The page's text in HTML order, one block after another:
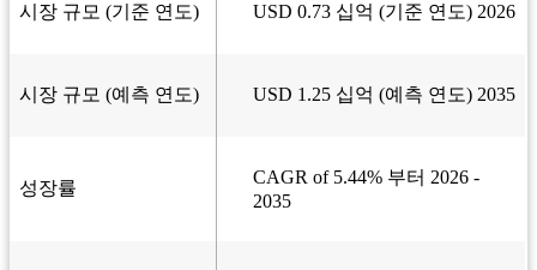
시장 규모 (기준 연도) USD 0.73 십억 (기준 연도) 2026
시장 규모 (예측 연도) USD 1.25 십억 (예측 연도) 2035
성장률
CAGR of 5.44% 부터 2026 -
2035